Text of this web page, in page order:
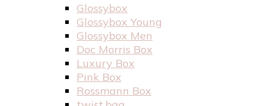
Glossybox
Glossybox Young
Glossybox Men
Doc Morris Box
Luxury Box
Pink Box
Rossmann Box